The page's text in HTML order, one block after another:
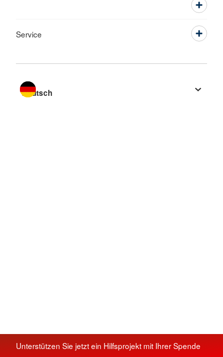
Unterstützen Sie jetzt ein Hilfsprojekt mit Ihrer Spende
Service
Sprache wechseln zu